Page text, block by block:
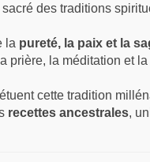
des traditions
la pureté, la paix et la
prière, la méditation et
cette tradition
recettes ancestrales,